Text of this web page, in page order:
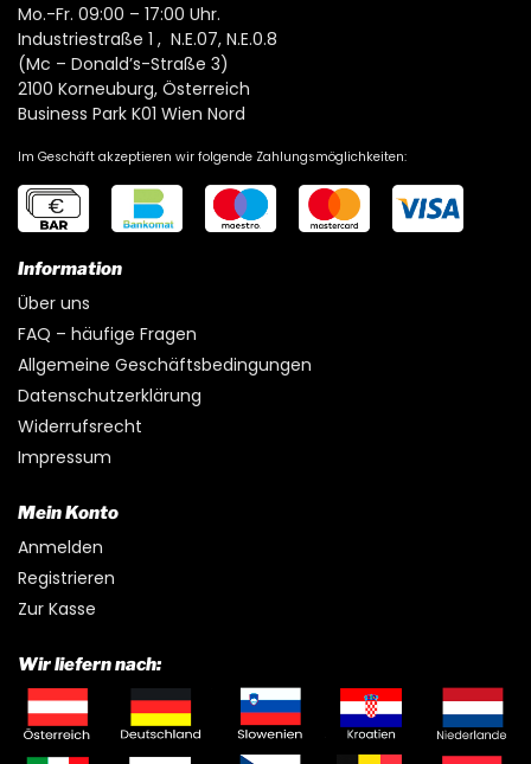
Mo.-Fr. 09:00 – 17:00 Uhr.
Industriestraße 1 , N.E.07, N.E.0.8
(Mc – Donald’s-Straße 3)
2100 Korneuburg, Österreich
Business Park K01 Wien Nord
Im Geschäft akzeptieren wir folgende Zahlungsmöglichkeiten:
Information
Über uns
FAQ – häufige Fragen
Allgemeine Geschäftsbedingungen
Datenschutzerklärung
Widerrufsrecht
Impressum
Mein Konto
Anmelden
Registrieren
Zur Kasse
Wir liefern nach: